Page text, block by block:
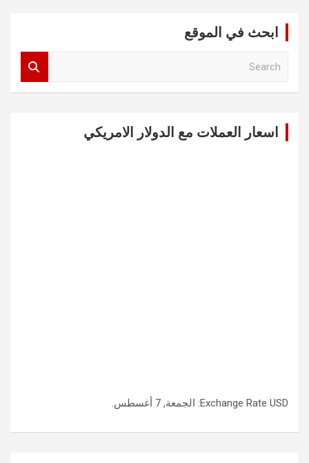
ابحث في الموقع
اسعار العملات مع الدولار الامريكي
Exchange Rate USD : الجمعة, 7 أغسطس.